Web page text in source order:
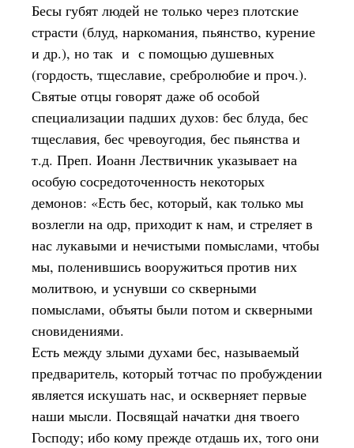
Бесы губят людей не только через плотские
страсти (блуд, наркомания, пьянство, курение
и др.), но так и с помощью душевных
(гордость, тщеславие, сребролюбие и проч.).
Святые отцы говорят даже об особой
специализации падших духов: бес блуда, бес
тщеславия, бес чревоугодия, бес пьянства и
т.д. Преп. Иоанн Лествичник указывает на
особую сосредоточенность некоторых
демонов: «Есть бес, который, как только мы
возлегли на одр, приходит к нам, и стреляет в
нас лукавыми и нечистыми помыслами, чтобы
мы, поленившись вооружиться против них
молитвою, и уснувши со скверными
помыслами, объяты были потом и скверными
сновидениями.
Есть между злыми духами бес, называемый
предваритель, который тотчас по пробуждении
является искушать нас, и оскверняет первые
наши мысли. Посвящай начатки дня твоего
Господу; ибо кому прежде отдашь их, того они